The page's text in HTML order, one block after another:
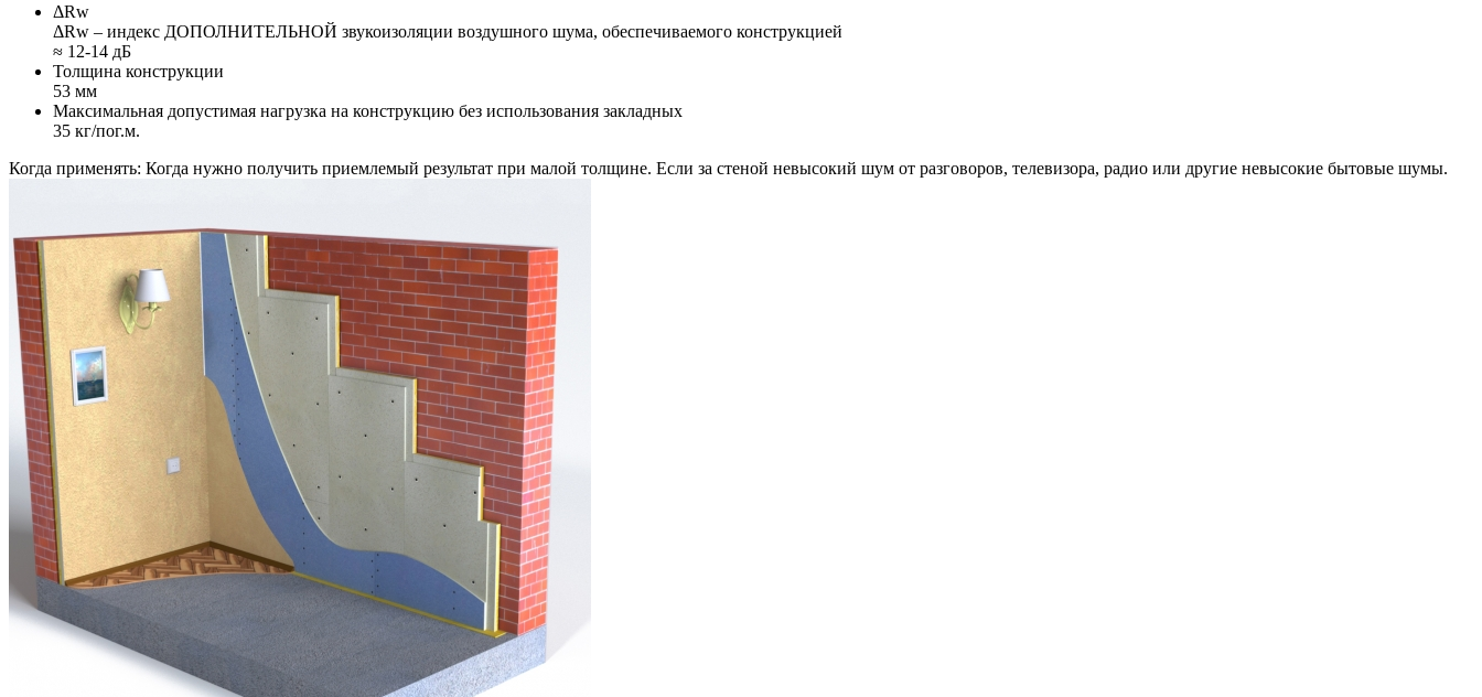
ΔRw
ΔRw – индекс ДОПОЛНИТЕЛЬНОЙ звукоизоляции воздушного шума, обеспечиваемого конструкцией
≈ 12-14 дБ
Толщина конструкции
53 мм
Максимальная допустимая нагрузка на конструкцию без использования закладных
35 кг/пог.м.
Когда применять: Когда нужно получить приемлемый результат при малой толщине. Если за стеной невысокий шум от разговоров, телевизора, радио или другие невысокие бытовые шумы.